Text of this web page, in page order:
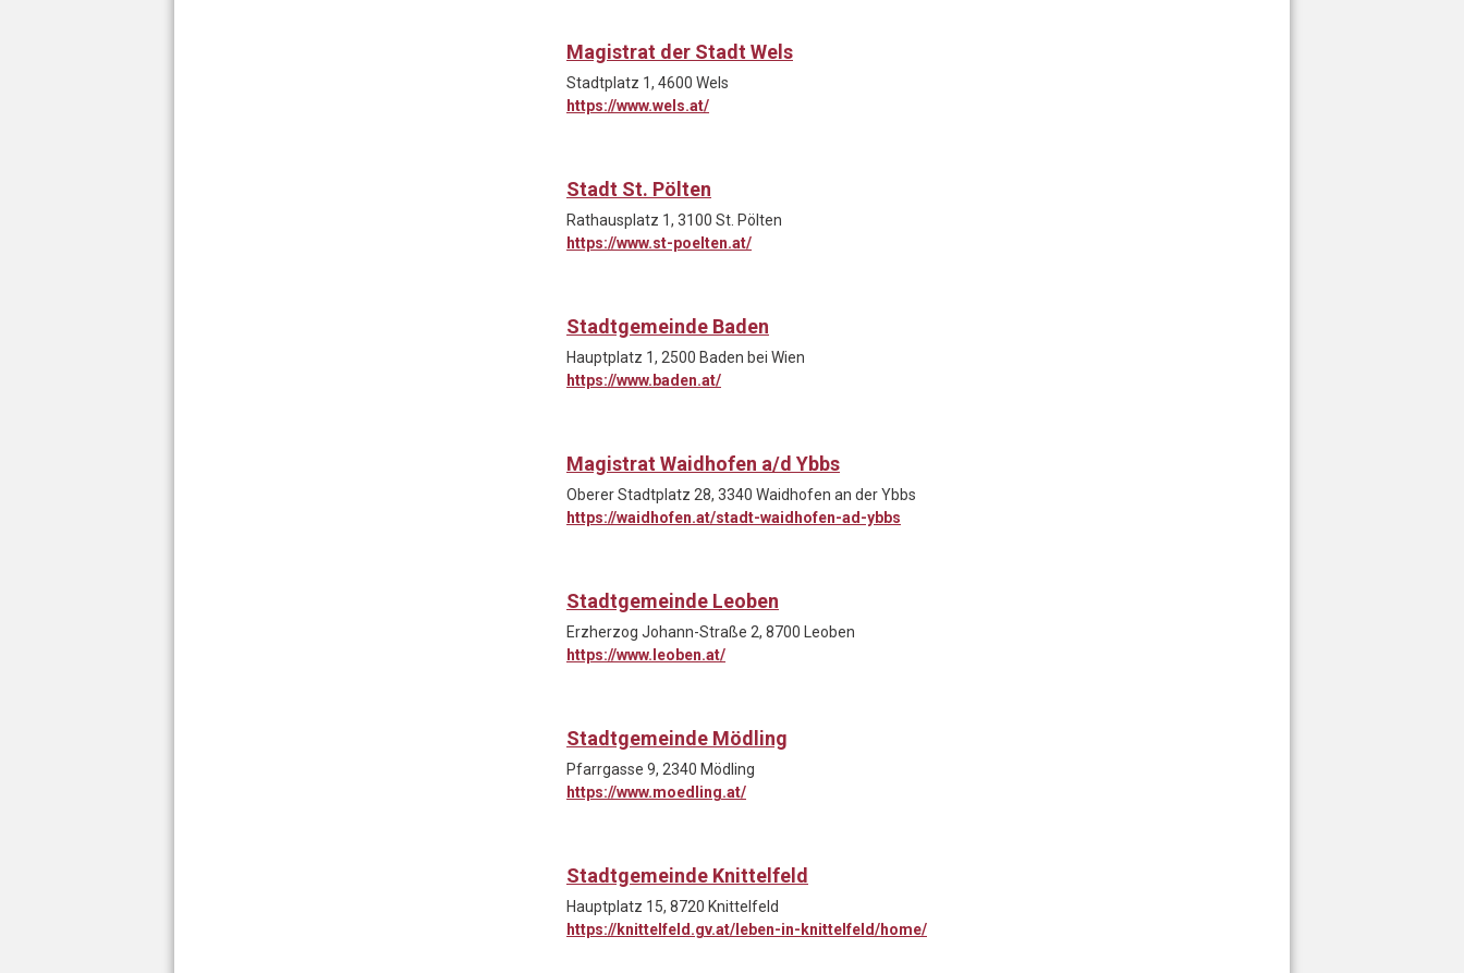
Magistrat der Stadt Wels
Stadtplatz 1, 4600 Wels
https://www.wels.at/
Stadt St. Pölten
Rathausplatz 1, 3100 St. Pölten
https://www.st-poelten.at/
Stadtgemeinde Baden
Hauptplatz 1, 2500 Baden bei Wien
https://www.baden.at/
Magistrat Waidhofen a/d Ybbs
Oberer Stadtplatz 28, 3340 Waidhofen an der Ybbs
https://waidhofen.at/stadt-waidhofen-ad-ybbs
Stadtgemeinde Leoben
Erzherzog Johann-Straße 2, 8700 Leoben
https://www.leoben.at/
Stadtgemeinde Mödling
Pfarrgasse 9, 2340 Mödling
https://www.moedling.at/
Stadtgemeinde Knittelfeld
Hauptplatz 15, 8720 Knittelfeld
https://knittelfeld.gv.at/leben-in-knittelfeld/home/